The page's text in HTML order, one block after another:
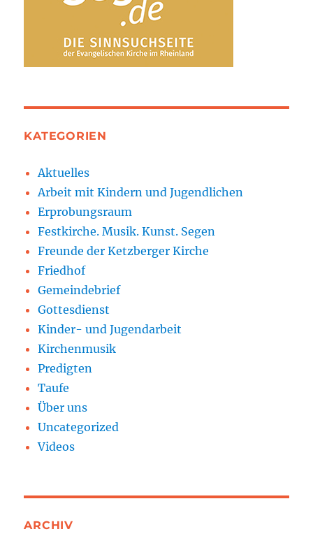
KATEGORIEN
Aktuelles
Arbeit mit Kindern und Jugendlichen
Erprobungsraum
Festkirche. Musik. Kunst. Segen
Freunde der Ketzberger Kirche
Friedhof
Gemeindebrief
Gottesdienst
Kinder- und Jugendarbeit
Kirchenmusik
Predigten
Taufe
Über uns
Uncategorized
Videos
ARCHIV